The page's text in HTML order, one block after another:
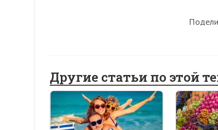
Другие статьи по этой